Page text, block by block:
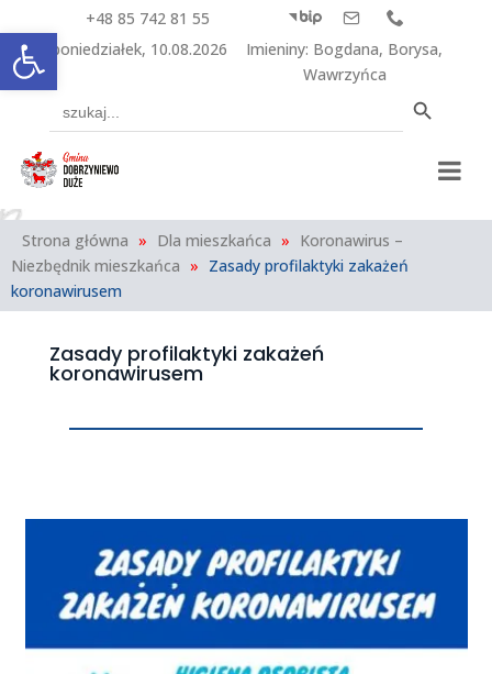
Otwórz pasek narzędzi
+48 85 742 81 55   
poniedziałek, 10.08.2026 Imieniny: Bogdana, Borysa,
Wawrzyńca
for:
Strona główna » Dla mieszkańca » Koronawirus –
Niezbędnik mieszkańca » Zasady profilaktyki zakażeń
koronawirusem
Zasady profilaktyki zakażeń
koronawirusem